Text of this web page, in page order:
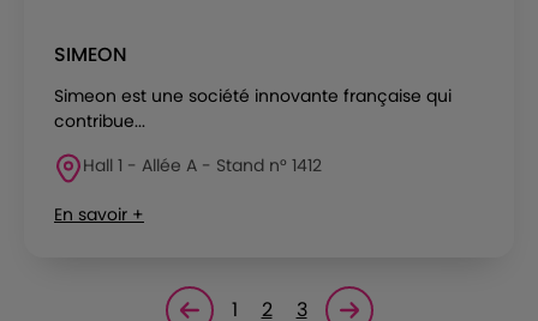
SIMEON
Simeon est une société innovante française qui
contribue...
Hall 1 - Allée A - Stand n° 1412
En savoir +
1 2 3